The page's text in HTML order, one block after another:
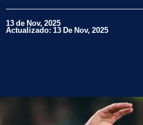
13 de Nov, 2025
Actualizado: 13 De Nov, 2025